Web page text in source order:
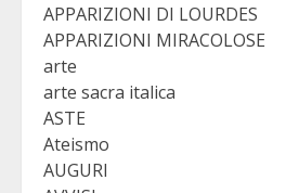
APPARIZIONI DI LOURDES
APPARIZIONI MIRACOLOSE
arte
arte sacra italica
ASTE
Ateismo
AUGURI